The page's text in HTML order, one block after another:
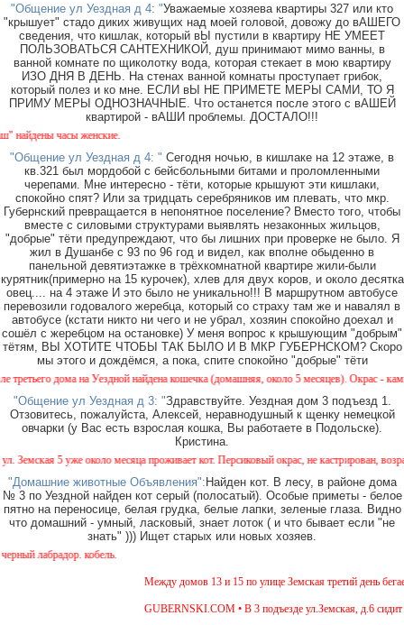
"Общение ул Уездная д 4: "Уважаемые хозяева квартиры 327 или кто
"крышует" стадо диких живущих над моей головой, довожу до вАШЕГО
сведения, что кишлак, который вЫ пустили в квартиру НЕ УМЕЕТ
ПОЛЬЗОВАТЬСЯ САНТЕХНИКОЙ, душ принимают мимо ванны, в
ванной комнате по щиколотку вода, которая стекает в мою квартиру
ИЗО ДНЯ В ДЕНЬ. На стенах ванной комнаты проступает грибок,
который полез и ко мне. ЕСЛИ вЫ НЕ ПРИМЕТЕ МЕРЫ САМИ, ТО Я
ПРИМУ МЕРЫ ОДНОЗНАЧНЫЕ. Что останется после этого с вАШЕЙ
квартирой - вАШИ проблемы. ДОСТАЛО!!!
часы женские.
"Общение ул Уездная д 4: " Сегодня ночью, в кишлаке на 12 этаже, в
кв.321 был мордобой с бейсбольными битами и проломленными
черепами. Мне интересно - тёти, которые крышуют эти кишлаки,
спокойно спят? Или за тридцать серебряников им плевать, что мкр.
Губернский превращается в непонятное поселение? Вместо того, чтобы
вместе с силовыми структурами выявлять незаконных жильцов,
"добрые" тёти предупреждают, что бы лишних при проверке не было. Я
жил в Душанбе с 93 по 96 год и видел, как вполне обыденно в
панельной девятиэтажке в трёхкомнатной квартире жили-были
курятник(примерно на 15 курочек), хлев для двух коров, и около десятка
овец.... на 4 этаже И это было не уникально!!! В маршрутном автобусе
перевозили годовалого жеребца, который со страху там же и навалял в
автобусе (кстати никто ни чего и не убрал, хозяин спокойно доехал и
сошёл с жеребцом на остановке) У меня вопрос к крышующим "добрым"
тётям, ВЫ ХОТИТЕ ЧТОБЫ ТАК БЫЛО И В МКР ГУБЕРНСКОМ? Скоро
мы этого и дождёмся, а пока, спите спокойно "добрые" тёти
дома на Уездной найдена кошечка (домашняя, около 5 месяцев). Окрас -
"Общение ул Уездная д 3: "Здравствуйте. Уездная дом 3 подъезд 1.
Отзовитесь, пожалуйста, Алексей, неравнодушный к щенку немецкой
овчарки (у Вас есть взрослая кошка, Вы работаете в Подольске).
Кристина.
5 уже около месяца проживает кот. Персиковый окрас, не кастрирован,
"Домашние животные Объявления": Найден кот. В лесу, в районе дома
№ 3 по Уездной найден кот серый (полосатый). Особые приметы - белое
пятно на переносице, белая грудка, белые лапки, зеленые глаза. Видно
что домашний - умный, ласковый, знает лоток ( и что бывает если "не
знать" ))) Ищет старых или новых хозяев.
лабрадор. кобель.
Между домов 13 и 15 по улице Земская третий день
GUBERNSKI.COM • В 3 подъезде ул.Земская, д.6 сидит